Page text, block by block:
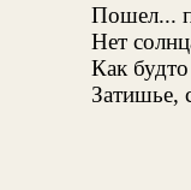
Пошел...
Нет
Как
Затишье,